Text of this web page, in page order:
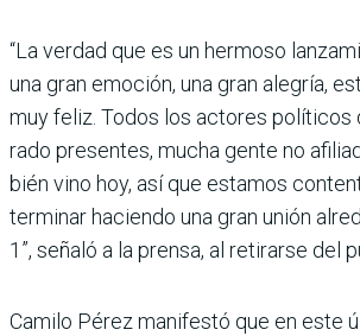
“La verdad que es un her­moso
una gran emoción, una gran alegría,
muy feliz. Todos los actores
rado presentes, mucha gente no
bién vino hoy, así que esta­mos
terminar haciendo una gran unión
1”, señaló a la prensa, al reti­rarse del
Camilo Pérez manifestó que en este